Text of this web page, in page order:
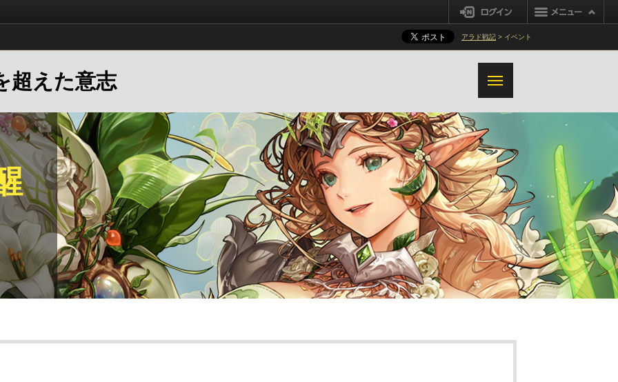
ログイン
アラド戦記 > イベント
超えた意志
真エルブンナイト
真カオス
真パラディン
真ドラゴンナイト